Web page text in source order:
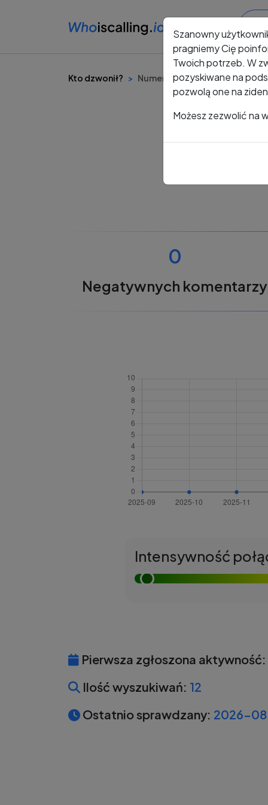
Kto dzwonił? Numer +48 732 127 556
0
Negatywnych komentarzy
Intensywność
Pierwsza zgłoszona aktywność:
Ilość wyszukiwań: 12
Ostatnio sprawdzany: 2026-
Szanowny
pragniemy Cię
Twoich potrzeb. W
pozyskiwane na
pozwolą one na
Możesz zezwolić na